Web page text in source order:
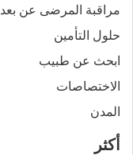
مراقبة المرضى عن بعد
حلول التأمين
ابحث عن طبيب
الاختصاصات
المدن
أكثر